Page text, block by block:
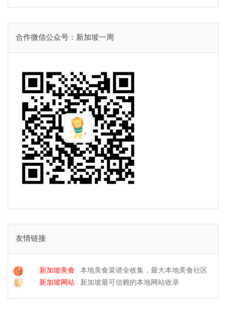
合作微信公众号：新加坡一周
友情链接
新加坡美食
本地美食菜谱全收集，最大本地美食社区
新加坡网站
新加坡最可信赖的本地网站收录